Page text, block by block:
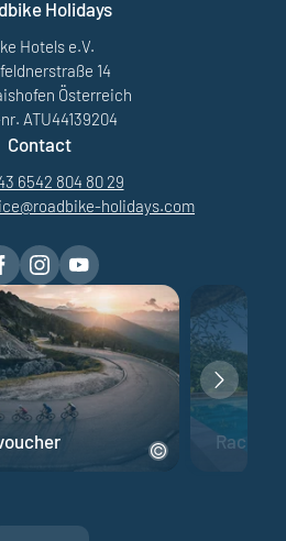
Holidays
Hotels e.V.
14
Österreich
ATU44139204
Contact
6542 804 80 29
roadbike-holidays.com